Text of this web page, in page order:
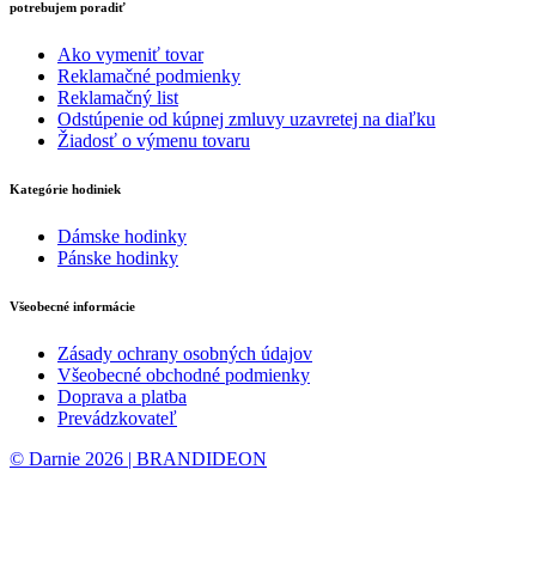
potrebujem poradiť
Ako vymeniť tovar
Reklamačné podmienky
Reklamačný list
Odstúpenie od kúpnej zmluvy uzavretej na diaľku
Žiadosť o výmenu tovaru
Kategórie hodiniek
Dámske hodinky
Pánske hodinky
Všeobecné informácie
Zásady ochrany osobných údajov
Všeobecné obchodné podmienky
Doprava a platba
Prevádzkovateľ
© Darnie 2026 | BRANDIDEON